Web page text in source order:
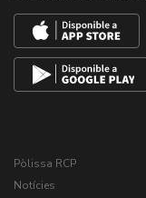
Pòlissa RCP
Notícies